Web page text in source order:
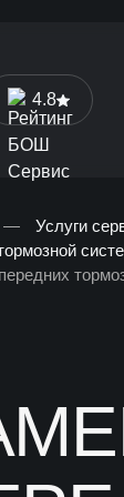
4.8
и ТО ]
жидкостей
— Услуги